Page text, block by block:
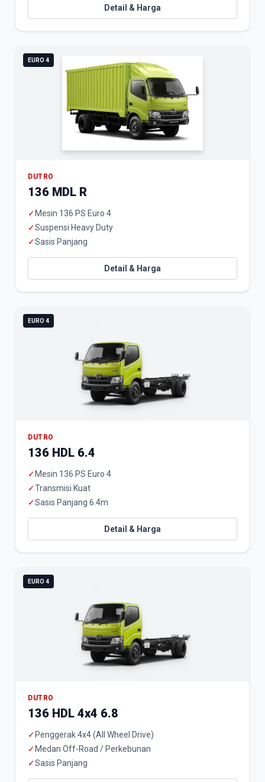
Detail & Harga
EURO 4
DUTRO
136 MDL R
✓ Mesin 136 PS Euro 4
✓Suspensi Heavy Duty
✓Sasis Panjang
Detail & Harga
EURO 4
DUTRO
136 HDL 6.4
✓ Mesin 136 PS Euro 4
✓Transmisi Kuat
✓Sasis Panjang 6.4m
Detail & Harga
EURO 4
DUTRO
136 HDL 4x4 6.8
✓ Penggerak 4x4 (All Wheel Drive)
✓ Medan Off-Road / Perkebunan
✓Sasis Panjang